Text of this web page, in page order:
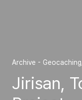
Archive -
Jirisan,